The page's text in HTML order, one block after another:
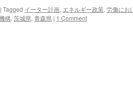
| Tagged イーター計画, エネルギー政策, 労働にお
構, 茨城県, 青森県 | 1 Comment